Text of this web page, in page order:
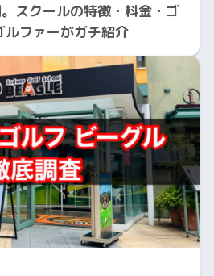
スクールの特徴・料金・ゴ
ファーがガチ紹介